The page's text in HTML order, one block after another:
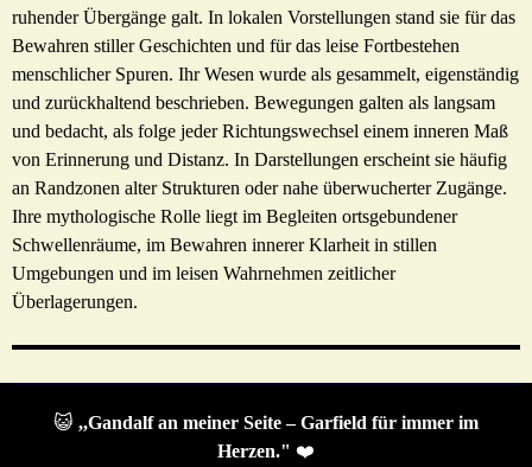
ruhender Übergänge galt. In lokalen Vorstellungen stand sie für das
Bewahren stiller Geschichten und für das leise Fortbestehen
menschlicher Spuren. Ihr Wesen wurde als gesammelt, eigenständig
und zurückhaltend beschrieben. Bewegungen galten als langsam
und bedacht, als folge jeder Richtungswechsel einem inneren Maß
von Erinnerung und Distanz. In Darstellungen erscheint sie häufig
an Randzonen alter Strukturen oder nahe überwucherter Zugänge.
Ihre mythologische Rolle liegt im Begleiten ortsgebundener
Schwellenräume, im Bewahren innerer Klarheit in stillen
Umgebungen und im leisen Wahrnehmen zeitlicher
Überlagerungen.
😺 ,,Gandalf an meiner Seite – Garfield für immer im
Herzen." ❤️